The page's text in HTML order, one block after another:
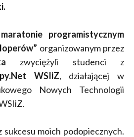
programistycznym
organizowanym przez
zwyciężyli studenci z
WSIiZ, działającej w
Nowych Technologii
sukcesu moich podopiecznych.